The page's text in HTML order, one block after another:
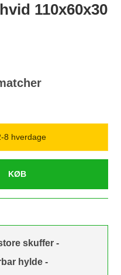
110x60x30
8 hverdage
KØB
skuffer -
hylde -